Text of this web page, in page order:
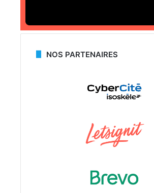
NOS PARTENAIRES